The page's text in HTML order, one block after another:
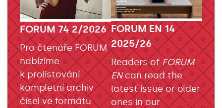
FORUM 74 2/2026
Pro čtenáře FORUM
nabízíme
k prolistování
kompletní archiv
čísel ve formátu
FORUM EN 14
2025/26
Readers of FORUM
ENcan read the
latest issue or older
ones in our